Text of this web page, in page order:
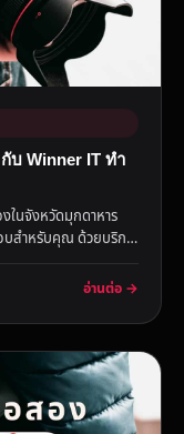
บ Winner IT ทำ
ในจังหวัดมุกดาหาร
บสำหรับคุณ ด้วยบริการ
อ่านต่อ →